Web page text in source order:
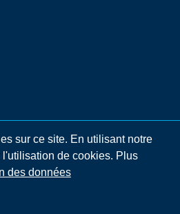
Conditions générales
sur ce site. En utilisant notre
de cookies. Plus
des données